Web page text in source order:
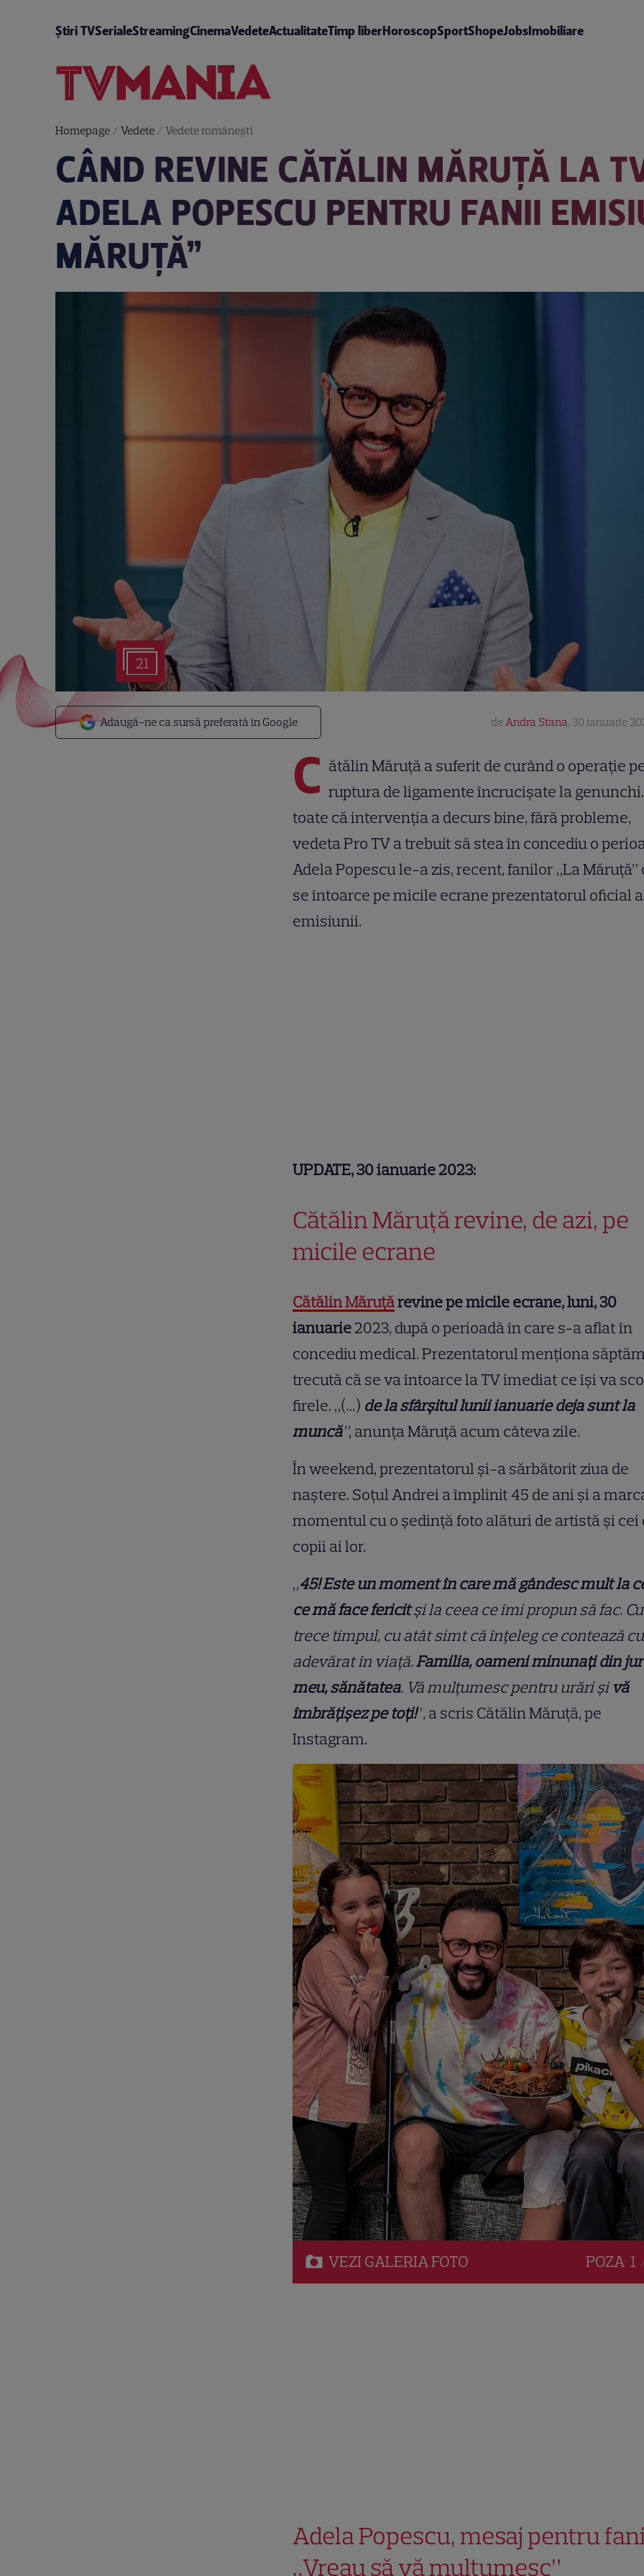
Știri TVSerialeStreamingCinemaVedeteActualitateTimp liberHoroscopSportShopeJobsImobiliare
Homepage/ Vedete/ Vedete româneşti
CÂND REVINE CĂTĂLIN MĂRUȚĂ LA
ADELA POPESCU PENTRU FANII
MĂRUȚĂ”
21
Adaugă-ne ca sursă preferată în Google deAndra Stana, 30 ianuarie
C ătălin Măruță a suferit de curând o operație
ruptura de ligamente încrucișate la
toate că intervenția a decurs bine, fără probleme,
vedeta Pro TV a trebuit să stea în concediu o
Adela Popescu le-a zis, recent, fanilor „La Măruță”
se întoarce pe micile ecrane prezentatorul oficial
emisiunii.
UPDATE, 30 ianuarie 2023:
Cătălin Măruță revine, de azi, pe
micile ecrane
Cătălin Măruțărevine pe micile ecrane, luni, 30
ianuarie2023, după o perioadă în care s-a aflat în
concediu medical. Prezentatorul menționa
trecută că se va întoarce la TV imediat ce își va
firele. „(…) de la sfârşitul lunii ianuarie deja sunt la
muncă”, anunța Măruță acum câteva zile.
În weekend, prezentatorul și-a sărbătorit ziua de
naștere. Soțul Andrei a împlinit 45 de ani și a
momentul cu o ședință foto alături de artistă și cei
copii ai lor.
„45! Este un moment în care mă gândesc mult la
ce mă face fericitși la ceea ce îmi propun să fac.
trece timpul, cu atât simt că înțeleg ce contează cu
adevărat în viață.Familia, oameni minunați din
meu, sănătatea. Vă mulțumesc pentru urări și vă
îmbrățișez pe toți!”, a scris Cătălin Măruță, pe
Instagram.
VEZI GALERIAFOTO POZA 1
Adela Popescu, mesaj pentru
„Vreau să vă mulțumesc”